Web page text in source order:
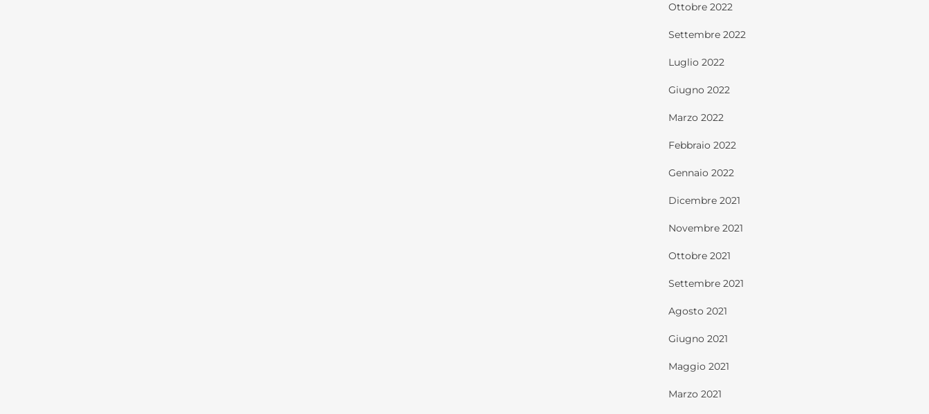
Ottobre 2022
Settembre 2022
Luglio 2022
Giugno 2022
Marzo 2022
Febbraio 2022
Gennaio 2022
Dicembre 2021
Novembre 2021
Ottobre 2021
Settembre 2021
Agosto 2021
Giugno 2021
Maggio 2021
Marzo 2021